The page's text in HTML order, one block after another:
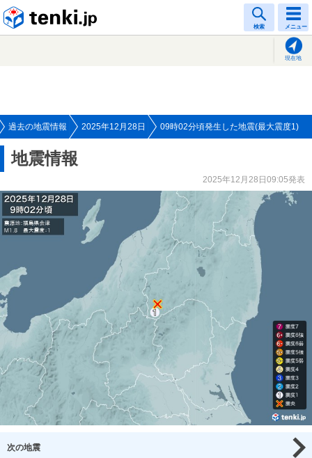
検索 メニュー
現在地
過去の地震情報 2025年12月28日 09時02分頃発生した地震(最大震度1)
地震情報
2025年12月28日09:05発表
次の地震